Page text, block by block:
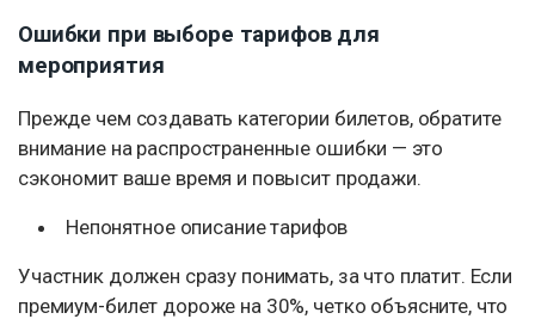
Ошибки при выборе тарифов для
мероприятия
Прежде чем создавать категории билетов, обратите
внимание на распространенные ошибки — это
сэкономит ваше время и повысит продажи.
Непонятное описание тарифов
Участник должен сразу понимать, за что платит. Если
премиум-билет дороже на 30%, четко объясните, что